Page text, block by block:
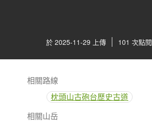
於 2025-11-29 上傳 101 次點閱
相關路線
枕頭山古砲台歷史古道
相關山岳